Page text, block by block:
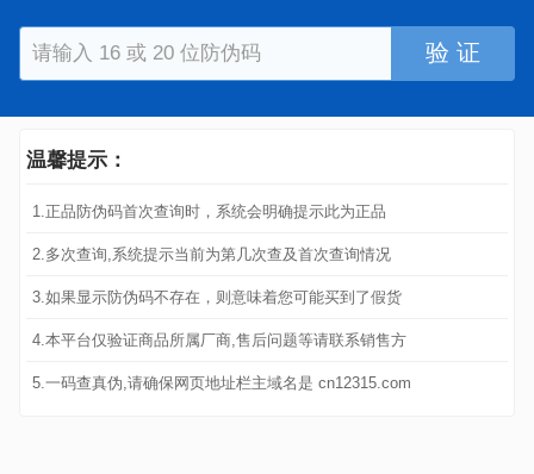
验 证
温馨提示：
1.正品防伪码首次查询时，系统会明确提示此为正品
2.多次查询,系统提示当前为第几次查及首次查询情况
3.如果显示防伪码不存在，则意味着您可能买到了假货
4.本平台仅验证商品所属厂商,售后问题等请联系销售方
5.一码查真伪,请确保网页地址栏主域名是 cn12315.com